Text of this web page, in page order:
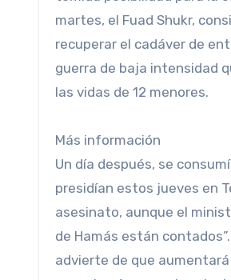
martes, el Fuad Shukr,
recuperar el cadáver de
guerra de baja intensidad
las vidas de 12 menores.
Más información
Un día después, se
presidían estos jueves en
asesinato, aunque el
de Hamás están
advierte de que